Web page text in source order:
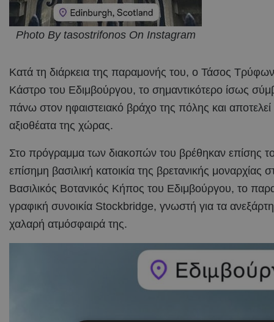
Photo By tasostrifonos On Instagram
Κατά τη διάρκεια της παραμονής του, ο Τάσος
Κάστρο του Εδιμβούργου, το σημαντικότερο ίσως
πάνω στον ηφαιστειακό βράχο της πόλης και
αξιοθέατα της χώρας.
Στο πρόγραμμα των διακοπών του βρέθηκαν επίσης
επίσημη βασιλική κατοικία της βρετανικής
Βασιλικός Βοτανικός Κήπος του Εδιμβούργου, το
γραφική συνοικία Stockbridge, γνωστή για τα
χαλαρή ατμόσφαιρά της.